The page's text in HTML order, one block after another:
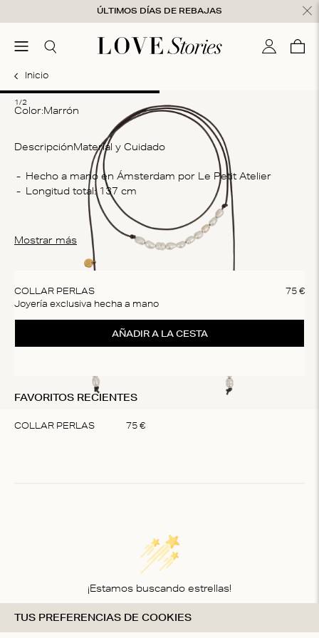
ÚLTIMOS DÍAS DE REBAJAS
menú
cerrado
Buscar Mi cuenta
0
Inicio
1/2
Color: marrón
DescripciónMaterial y Cuidado
Hecho a mano en Ámsterdam por Le Petit Atelier
Longitud total: 137 cm
Mostrar más
COLLAR PERLAS
Joyería exclusiva hecha a mano
75 €
AÑADIR A LA CESTA
FAVORITOS RECIENTES
COLLAR PERLAS 75 €
¡Estamos buscando estrellas!
Compártenos tu opinión
TUS PREFERENCIAS DE COOKIES